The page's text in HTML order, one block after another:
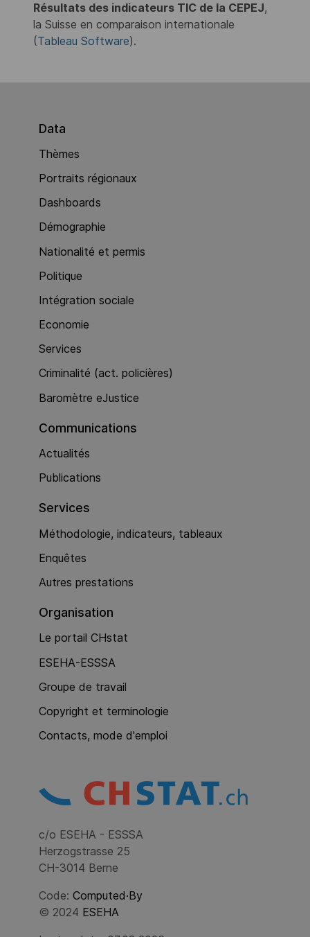
Résultats des indicateurs TIC de la CEPEJ,
la Suisse en comparaison internationale
(Tableau Software).
Data
Thèmes
Portraits régionaux
Dashboards
Démographie
Nationalité et permis
Politique
Intégration sociale
Economie
Services
Criminalité (act. policières)
Baromètre eJustice
Communications
Actualités
Publications
Services
Méthodologie, indicateurs, tableaux
Enquêtes
Autres prestations
Organisation
Le portail CHstat
ESEHA-ESSSA
Groupe de travail
Copyright et terminologie
Contacts, mode d'emploi
c/o ESEHA - ESSSA
Herzogstrasse 25
CH-3014 Berne
Code: Computed·By
© 2024 ESEHA